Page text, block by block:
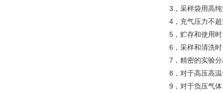
3，采样袋用高
4，充气压力不
5，贮存和使用
6，采样和清洗
7，精密的实验
8，对于高压高
9，对于负压气